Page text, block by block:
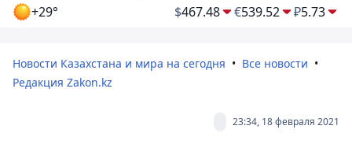
+29° $467.48 €539.52 ₽5.73
Новости Казахстана и мира на сегодня
Все новости
Редакция Zakon.kz
23:34, 18 февраля 2021